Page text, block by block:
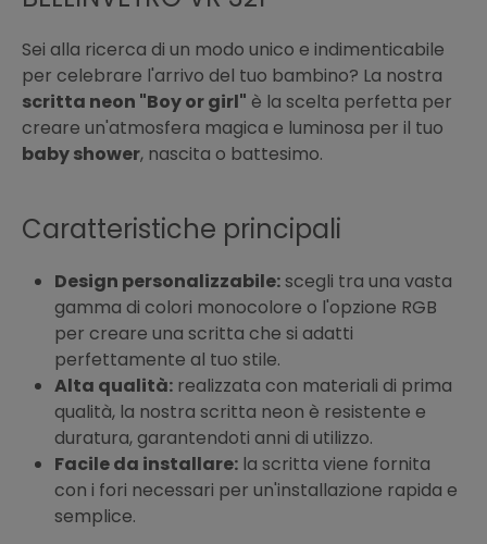
Sei alla ricerca di un modo unico e indimenticabile
per celebrare l'arrivo del tuo bambino? La nostra
scritta neon "Boy or girl" è la scelta perfetta per
creare un'atmosfera magica e luminosa per il tuo
baby shower, nascita o battesimo.
Caratteristiche principali
Design personalizzabile:scegli tra una vasta
gamma di colori monocolore o l'opzione RGB
per creare una scritta che si adatti
perfettamente al tuo stile.
Alta qualità: realizzata con materiali di prima
qualità, la nostra scritta neon è resistente e
duratura, garantendoti anni di utilizzo.
Facile da installare: la scritta viene fornita
con i fori necessari per un'installazione rapida e
semplice.